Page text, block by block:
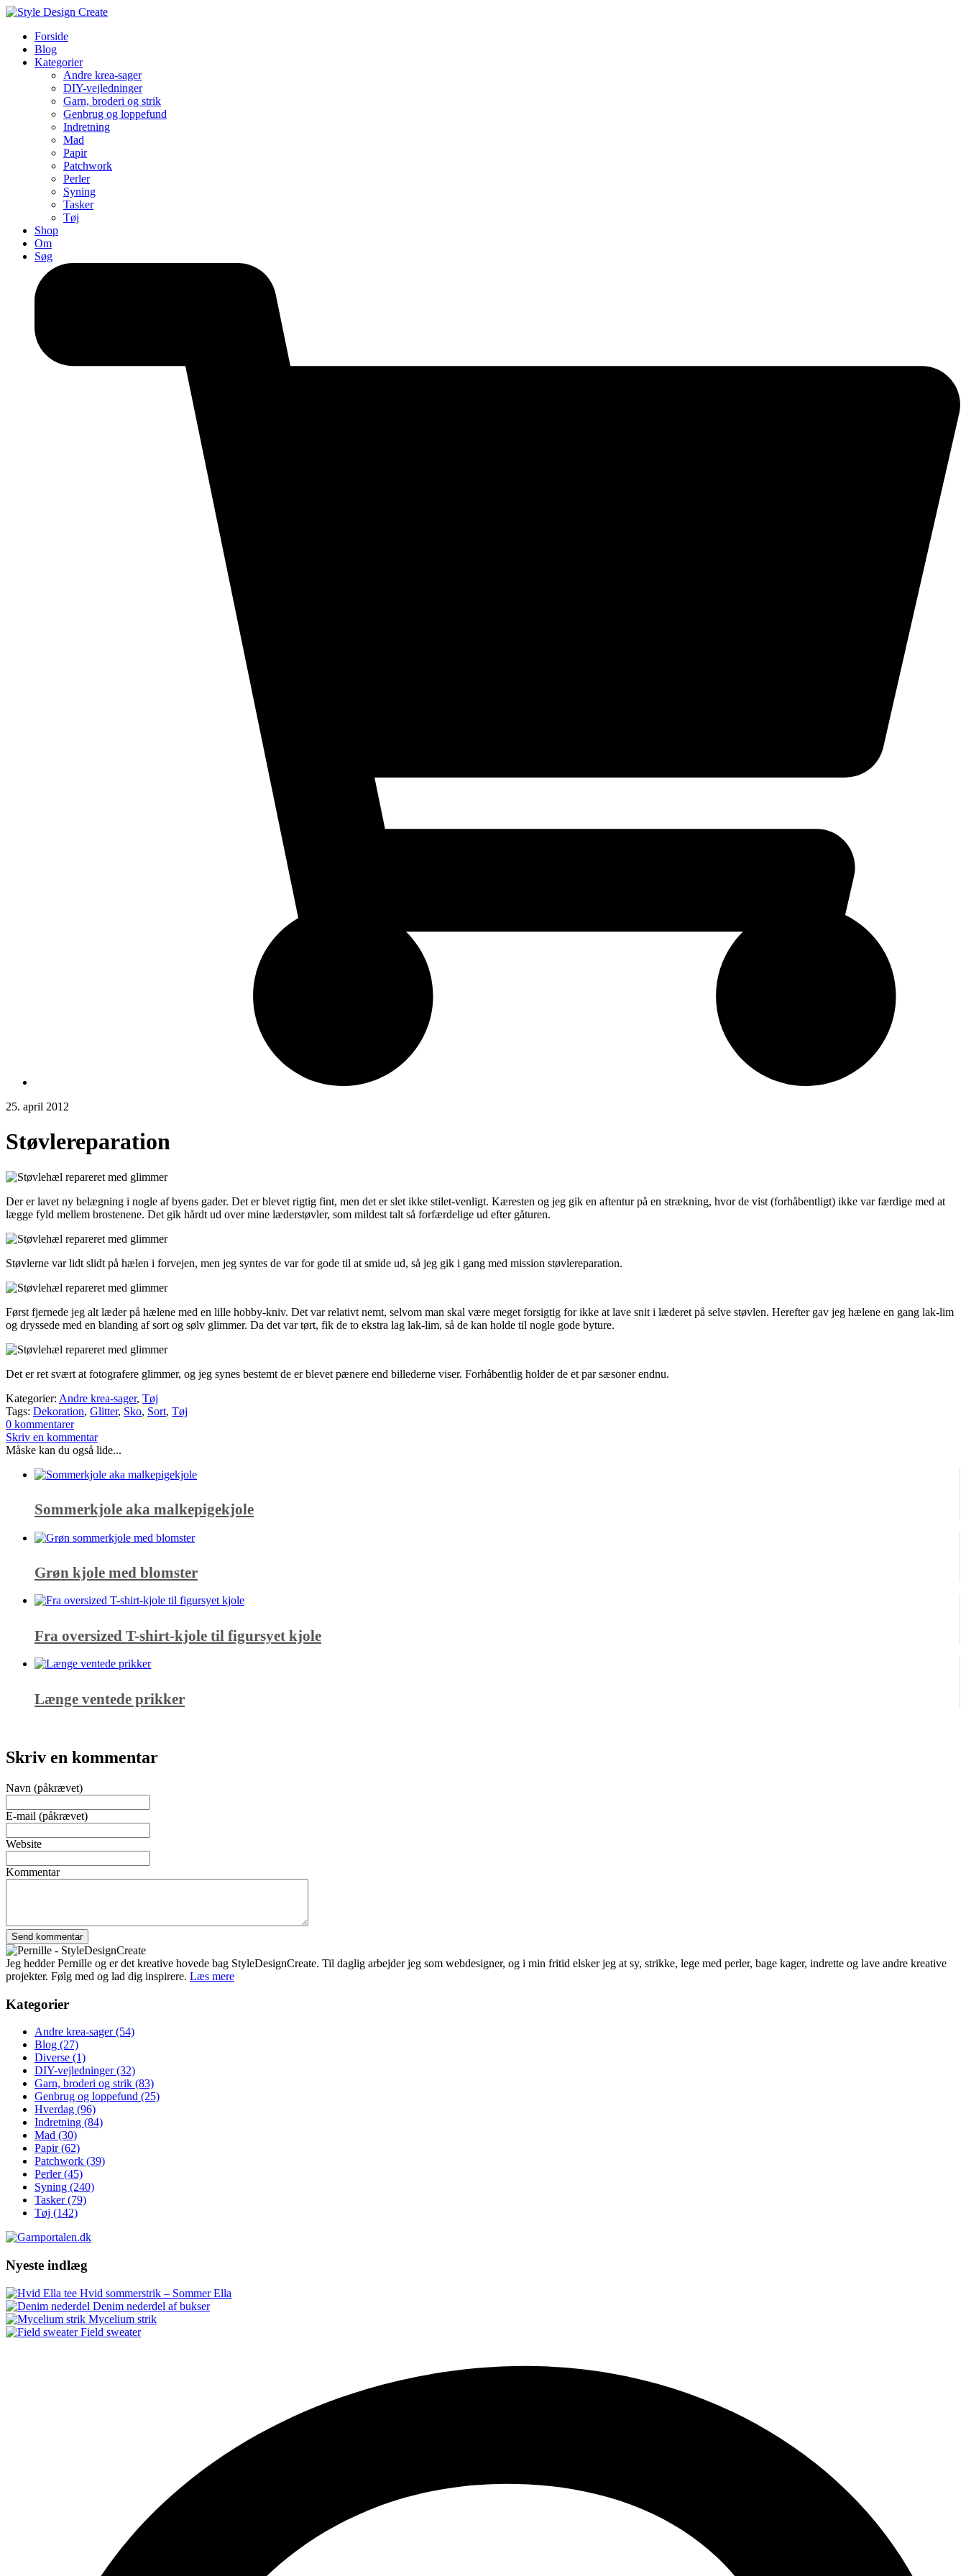
Forside
Blog
Kategorier
Andre krea-sager
DIY-vejledninger
Garn, broderi og strik
Genbrug og loppefund
Indretning
Mad
Papir
Patchwork
Perler
Syning
Tasker
Tøj
Shop
Om
Søg
25. april 2012
Støvlereparation
Der er lavet ny belægning i nogle af byens gader. Det er blevet rigtig fint, men det er slet ikke stilet-venligt. Kæresten og jeg gik en aftentur på en strækning, hvor de vist (forhåbentligt) ikke var færdige med at
lægge fyld mellem brostenene. Det gik hårdt ud over mine læderstøvler, som mildest talt så forfærdelige ud efter gåturen.
Støvlerne var lidt slidt på hælen i forvejen, men jeg syntes de var for gode til at smide ud, så jeg gik i gang med mission støvlereparation.
Først fjernede jeg alt læder på hælene med en lille hobby-kniv. Det var relativt nemt, selvom man skal være meget forsigtig for ikke at lave snit i læderet på selve støvlen. Herefter gav jeg hælene en gang lak-lim
og dryssede med en blanding af sort og sølv glimmer. Da det var tørt, fik de to ekstra lag lak-lim, så de kan holde til nogle gode byture.
Det er ret svært at fotografere glimmer, og jeg synes bestemt de er blevet pænere end billederne viser. Forhåbentlig holder de et par sæsoner endnu.
Kategorier: Andre krea-sager, Tøj
Tags: Dekoration, Glitter, Sko, Sort, Tøj
0 kommentarer
Skriv en kommentar
Måske kan du også lide...
Sommerkjole aka malkepigekjole
Grøn kjole med blomster
Fra oversized T-shirt-kjole til figursyet kjole
Længe ventede prikker
Skriv en kommentar
Navn (påkrævet)
E-mail (påkrævet)
Website
Kommentar
Jeg hedder Pernille og er det kreative hovede bag StyleDesignCreate. Til daglig arbejder jeg som webdesigner, og i min fritid elsker jeg at sy, strikke, lege med perler, bage kager, indrette og lave andre kreative
projekter. Følg med og lad dig inspirere. Læs mere
Kategorier
Andre krea-sager(54)
Blog (27)
Diverse (1)
DIY-vejledninger(32)
Garn, broderi og strik (83)
Genbrug og loppefund (25)
Hverdag (96)
Indretning (84)
Mad (30)
Papir(62)
Patchwork (39)
Perler(45)
Syning (240)
Tasker(79)
Tøj (142)
Nyeste indlæg
Hvid sommerstrik – Sommer Ella
Denim nederdel af bukser
Mycelium strik
Field sweater